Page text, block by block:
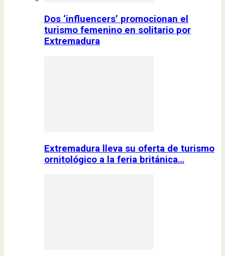
Dos ‘influencers’ promocionan el
turismo femenino en solitario por
Extremadura
Extremadura lleva su oferta de turismo
ornitológico a la feria británica…